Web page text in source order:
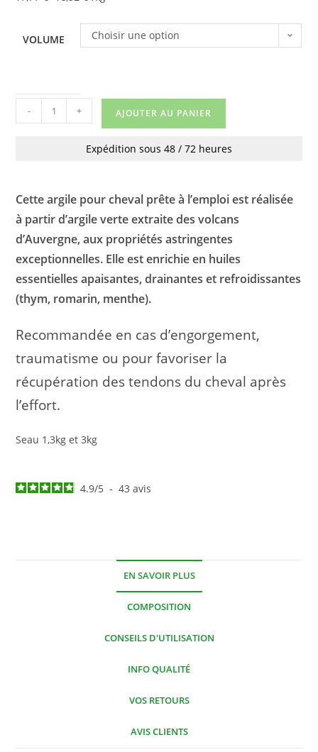
VOLUME Choisir une option
- + AJOUTER AU PANIER
Expédition sous 48 / 72 heures
Cette argile pour cheval prête à l’emploi est réalisée
à partir d’argile verte extraite des volcans
d’Auvergne, aux propriétés astringentes
exceptionnelles. Elle est enrichie en huiles
essentielles apaisantes, drainantes et refroidissantes
(thym, romarin, menthe).
Recommandée en cas d’engorgement,
traumatisme ou pour favoriser la
récupération des tendons du cheval après
l’effort.
Seau 1,3kg et 3kg
4.9/5 - 43avis
EN SAVOIR PLUS
COMPOSITION
CONSEILS D'UTILISATION
INFO QUALITÉ
VOS RETOURS
AVIS CLIENTS